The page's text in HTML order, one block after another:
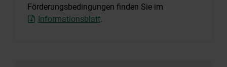
Förderungsbedingungen finden Sie im
Informationsblatt.